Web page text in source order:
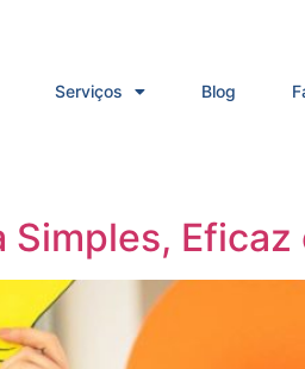
Serviços Blog
Simples, Eficaz